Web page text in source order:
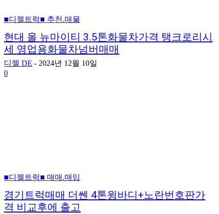
■디젤트럭■ 추천.매물
현대 올 뉴마이티 3.5톤화물차가격 탱크로리시
세 영업용화물차넘버매매
디젤 DE - 2024년 12월 10일
0
■디젤트럭■ 매매.매입
경기트럭매매 더쎈 4톤윙바디+노란번호판가
격 비교후에 출고